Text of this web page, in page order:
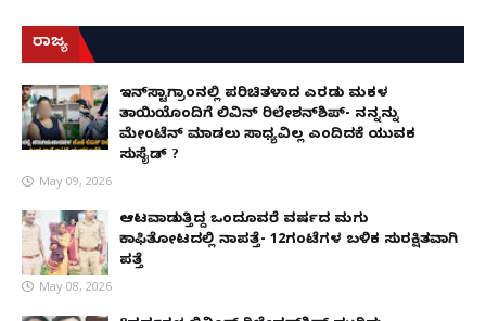
ರಾಜ್ಯ
ಇನ್​ಸ್ಟಾಗ್ರಾಂನಲ್ಲಿ ಪರಿಚಿತಳಾದ ಎರಡು ಮಕ್ಕಳ
ತಾಯಿಯೊಂದಿಗೆ ಲಿವಿನ್ ರಿಲೇಶನ್​ಶಿಪ್- ನನ್ನನ್ನು
ಮೇಂಟೆನ್ ಮಾಡಲು ಸಾಧ್ಯವಿಲ್ಲ ಎಂದಿದಕ್ಕೆ ಯುವಕ
ಸುಸೈಡ್ ?
May 09, 2026
ಆಟವಾಡುತ್ತಿದ್ದ ಒಂದೂವರೆ ವರ್ಷದ ಮಗು
ಕಾಫಿತೋಟದಲ್ಲಿ ನಾಪತ್ತೆ- 12ಗಂಟೆಗಳ ಬಳಿಕ ಸುರಕ್ಷಿತವಾಗಿ
ಪತ್ತೆ
May 08, 2026